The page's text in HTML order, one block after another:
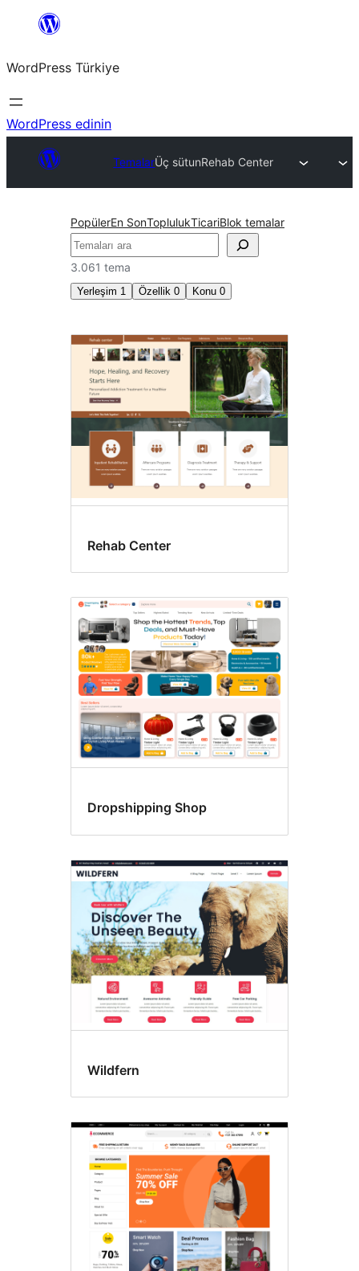
İçeriğe
WordPress Türkiye
WordPress edinin
TemalarÜç sütunRehab Center
PopülerEn SonToplulukTicariBlok temalar
Ara
3.061 tema
Yerleşim 1 Özellik 0 Konu 0
Üç
sütun
Rehab Center
Dropshipping Shop
Wildfern